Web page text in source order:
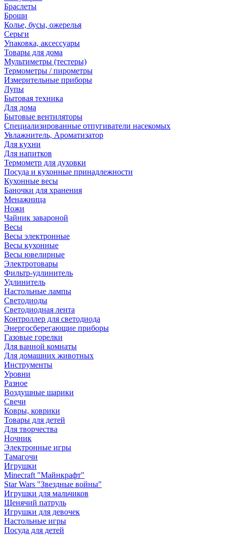
Браслеты
Броши
Колье, бусы, ожерелья
Серьги
Упаковка, аксессуары
Товары для дома
Мультиметры (тестеры)
Термометры / пирометры
Измерительные приборы
Лупы
Бытовая техника
Для дома
Бытовые вентиляторы
Специализированные отпугиватели насекомых
Увлажнитель, Ароматизатор
Для кухни
Для напитков
Термометр для духовки
Посуда и кухонные принадлежности
Кухонные весы
Баночки для хранения
Менажница
Ножи
Чайник завароной
Весы
Весы электронные
Весы кухонные
Весы ювелирные
Электротовары
Фильтр-удлинитель
Удлинитель
Настольные лампы
Светодиоды
Светодиодная лента
Контроллер для светодиода
Энергосберегающие приборы
Газовые горелки
Для ванной комнаты
Для домашних животных
Инструменты
Уровни
Разное
Воздушные шарики
Свечи
Ковры, коврики
Товары для детей
Для творчества
Ночник
Электронные игры
Тамагочи
Игрушки
Minecraft "Майнкрафт"
Star Wars "Звездные войны"
Игрушки для мальчиков
Щенячий патруль
Игрушки для девочек
Настольные игры
Посуда для детей